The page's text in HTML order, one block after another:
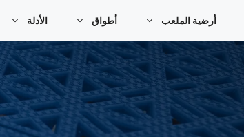
أرضية الملعب أطواق الأدلة